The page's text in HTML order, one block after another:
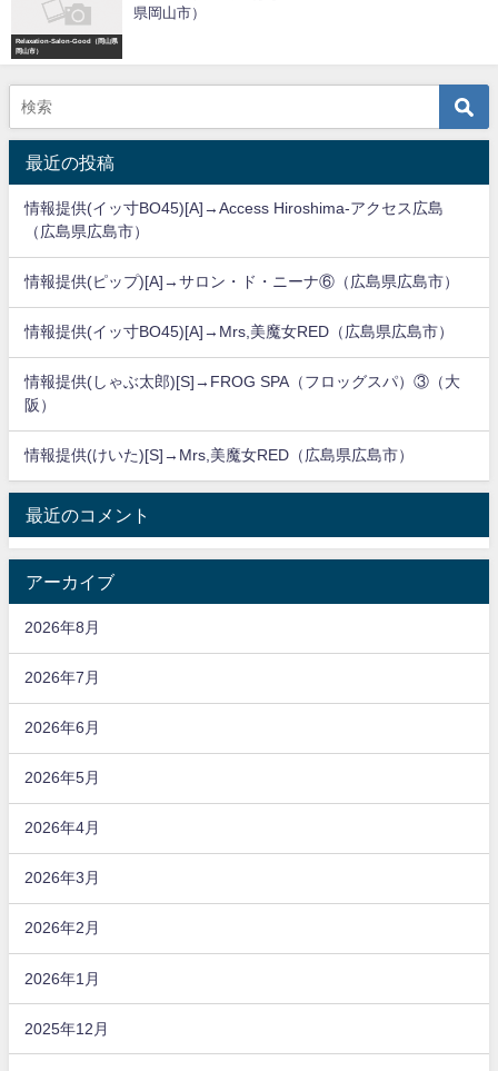
Relaxation-Salon-Good（岡山県
岡山市）
県岡山市）
最近の投稿
情報提供(イッ寸BO45)[A]→Access Hiroshima-アクセス広島
（広島県広島市）
情報提供(ピップ)[A]→サロン・ド・ニーナ⑥（広島県広島市）
情報提供(イッ寸BO45)[A]→Mrs,美魔女RED（広島県広島市）
情報提供(しゃぶ太郎)[S]→FROG SPA（フロッグスパ）③（大
阪）
情報提供(けいた)[S]→Mrs,美魔女RED（広島県広島市）
最近のコメント
アーカイブ
2026年8月
2026年7月
2026年6月
2026年5月
2026年4月
2026年3月
2026年2月
2026年1月
2025年12月